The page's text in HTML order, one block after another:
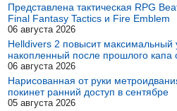
Представлена тактическая RPG
Final Fantasy Tactics и Fire Emblem
06 августа 2026
Helldivers 2 повысит максимальный
накопленный после прошлого капа
06 августа 2026
Нарисованная от руки
покинет ранний доступ в сентябре
05 августа 2026